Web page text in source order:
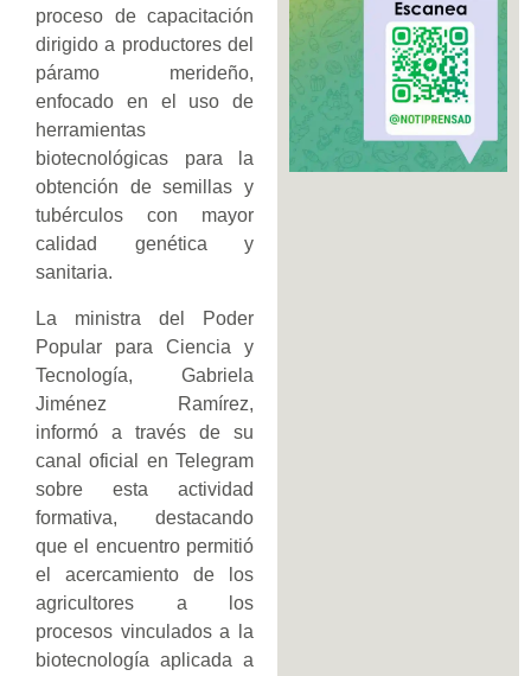
proceso de capacitación
dirigido a productores del
páramo merideño,
enfocado en el uso de
herramientas
biotecnológicas para la
obtención de semillas y
tubérculos con mayor
calidad genética y
sanitaria.
La ministra del Poder
Popular para Ciencia y
Tecnología, Gabriela
Jiménez Ramírez,
informó a través de su
canal oficial en Telegram
sobre esta actividad
formativa, destacando
que el encuentro permitió
el acercamiento de los
agricultores a los
procesos vinculados a la
biotecnología aplicada a